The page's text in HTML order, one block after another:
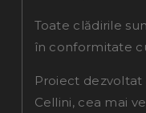
Toate clădirile
în conformitate
Proiect dezvoltat
Cellini, cea mai